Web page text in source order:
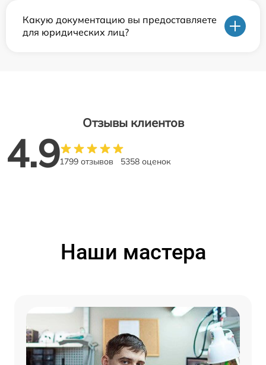
Какую документацию вы предоставляете
для юридических лиц?
Отзывы клиентов
4.91799 отзывов 5358 оценок
Наши мастера